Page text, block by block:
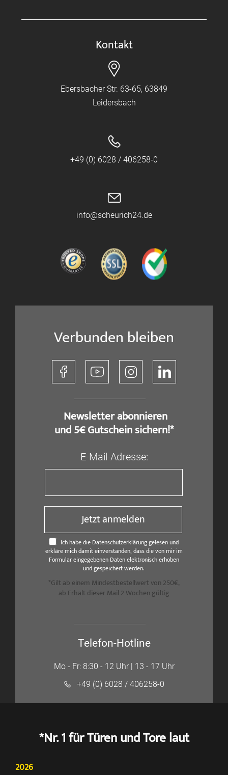
Kontakt
Ebersbacher Str. 63-65, 63849
Leidersbach
+49 (0) 6028 / 406258-0
info@scheurich24.de
Verbunden bleiben
​ Newsletter abonnieren
und 5€ Gutschein sichern!*
E-Mail-Adresse:
Jetzt anmelden
Ich habe die Datenschutzerklärung gelesen und
erkläre mich damit einverstanden, dass die von mir im
Formular eingegebenen Daten elektronisch erhoben
und gespeichert werden.
*Gilt ab einem Mindestbestellwert von 250€,
ab Erhalt dieser Mail 2 Wochen gültig
Telefon-Hotline
Mo - Fr: 8:30 - 12 Uhr | 13 - 17 Uhr
+49 (0) 6028 / 406258-0
*Nr. 1 für Türen und Tore laut
2026